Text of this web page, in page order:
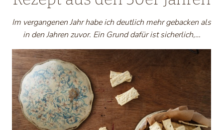
Im vergangenen Jahr habe ich deutlich mehr gebacken als
in den Jahren zuvor. Ein Grund dafür ist sicherlich,…